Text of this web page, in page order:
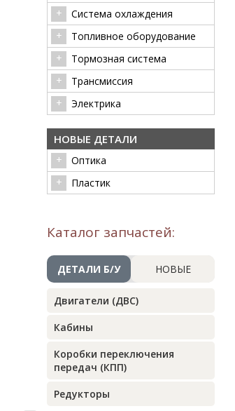
Система охлаждения
Топливное оборудование
Тормозная система
Трансмиссия
Электрика
НОВЫЕ ДЕТАЛИ
Оптика
Пластик
Каталог запчастей:
ДЕТАЛИ Б/У НОВЫЕ
Двигатели (ДВС)
Кабины
Коробки переключения
передач (КПП)
Редукторы